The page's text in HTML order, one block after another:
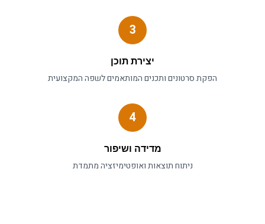
3
יצירת תוכן
הפקת סרטונים ותכנים המותאמים לשפה המקצועית
4
מדידה ושיפור
ניתוח תוצאות ואופטימיזציה מתמדת